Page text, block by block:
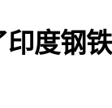
度钢